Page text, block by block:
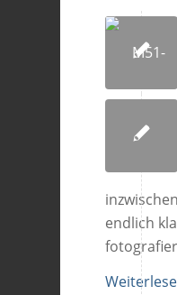
endlich